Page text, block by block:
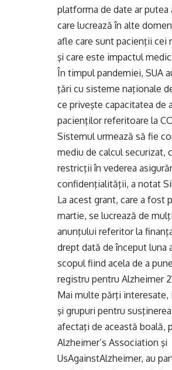
platforma de date ar
care lucrează în alte
afle care sunt pacienţii cei
şi care este impactul
În timpul pandemiei, SUA
ţări cu sisteme naţionale
ce priveşte capacitatea de
pacienţilor referitoare la
Sistemul urmează să fie
mediu de calcul securizat,
restricţii în vederea
confidenţialităţii, a notat
La acest grant, care a fost
martie, se lucrează de
anunţului referitor la
drept dată de început luna
scopul fiind acela de a
registru pentru Alzheimer
Mai multe părţi interesate,
şi grupuri pentru
afectaţi de această boală,
Alzheimer’s Association şi
UsAgainstAlzheimer, au